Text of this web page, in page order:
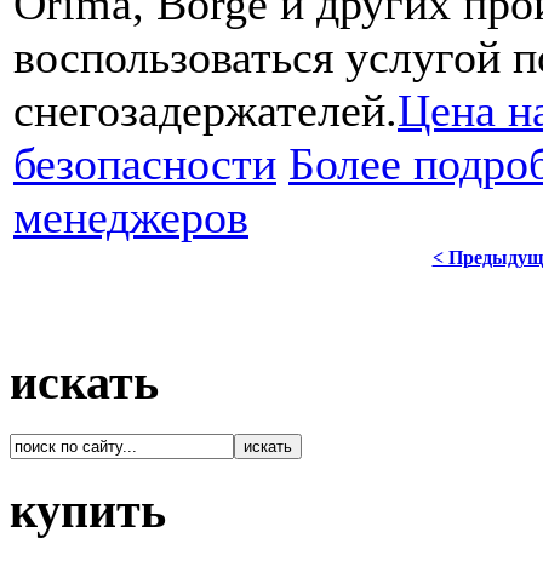
воспользоваться услугой
снегозадержателей.Цена
безопасности Более
менеджеров
<
искать
купить